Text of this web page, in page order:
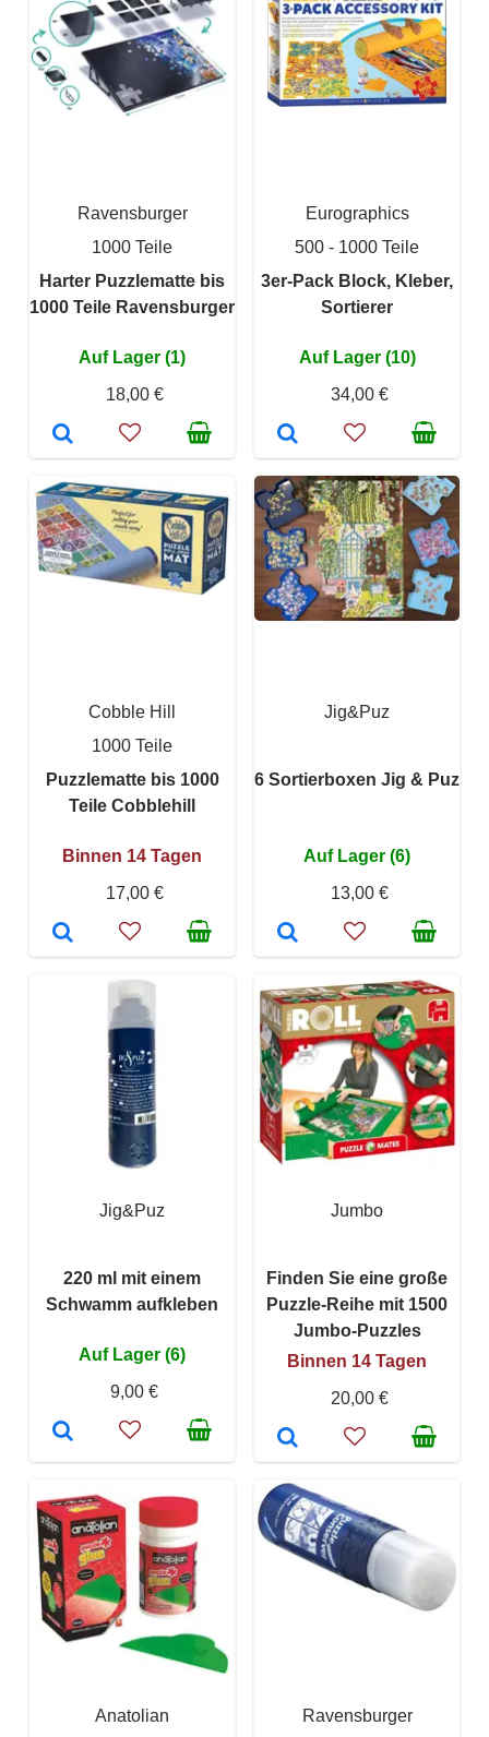
Ravensburger
1000 Teile
Harter Puzzlematte bis
1000 Teile Ravensburger
Auf Lager (1)
18,00 €
Eurographics
500 - 1000 Teile
3er-Pack Block, Kleber,
Sortierer
Auf Lager (10)
34,00 €
Cobble Hill
1000 Teile
Puzzlematte bis 1000
Teile Cobblehill
Binnen 14 Tagen
17,00 €
Jig&Puz
6 Sortierboxen Jig & Puz
Auf Lager (6)
13,00 €
Jig&Puz
220 ml mit einem
Schwamm aufkleben
Auf Lager (6)
9,00 €
Jumbo
Finden Sie eine große
Puzzle-Reihe mit 1500
Jumbo-Puzzles
Binnen 14 Tagen
20,00 €
Anatolian Ravensburger